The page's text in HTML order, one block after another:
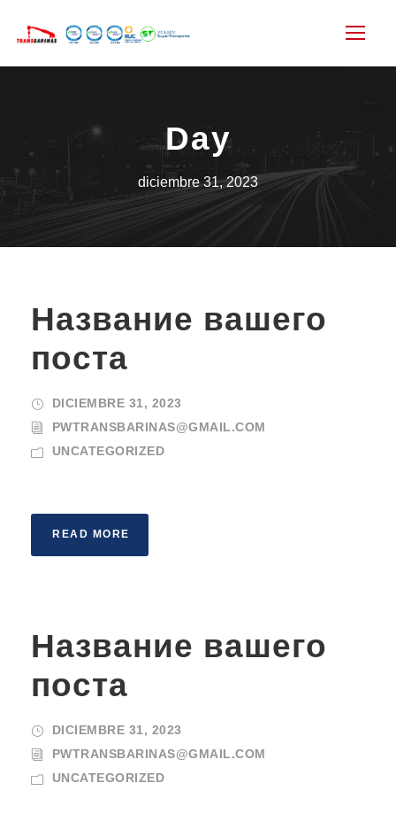
Day
diciembre 31, 2023
Название вашего
поста
DICIEMBRE 31, 2023
PWTRANSBARINAS@GMAIL.COM
UNCATEGORIZED
READ MORE
Название вашего
поста
DICIEMBRE 31, 2023
PWTRANSBARINAS@GMAIL.COM
UNCATEGORIZED